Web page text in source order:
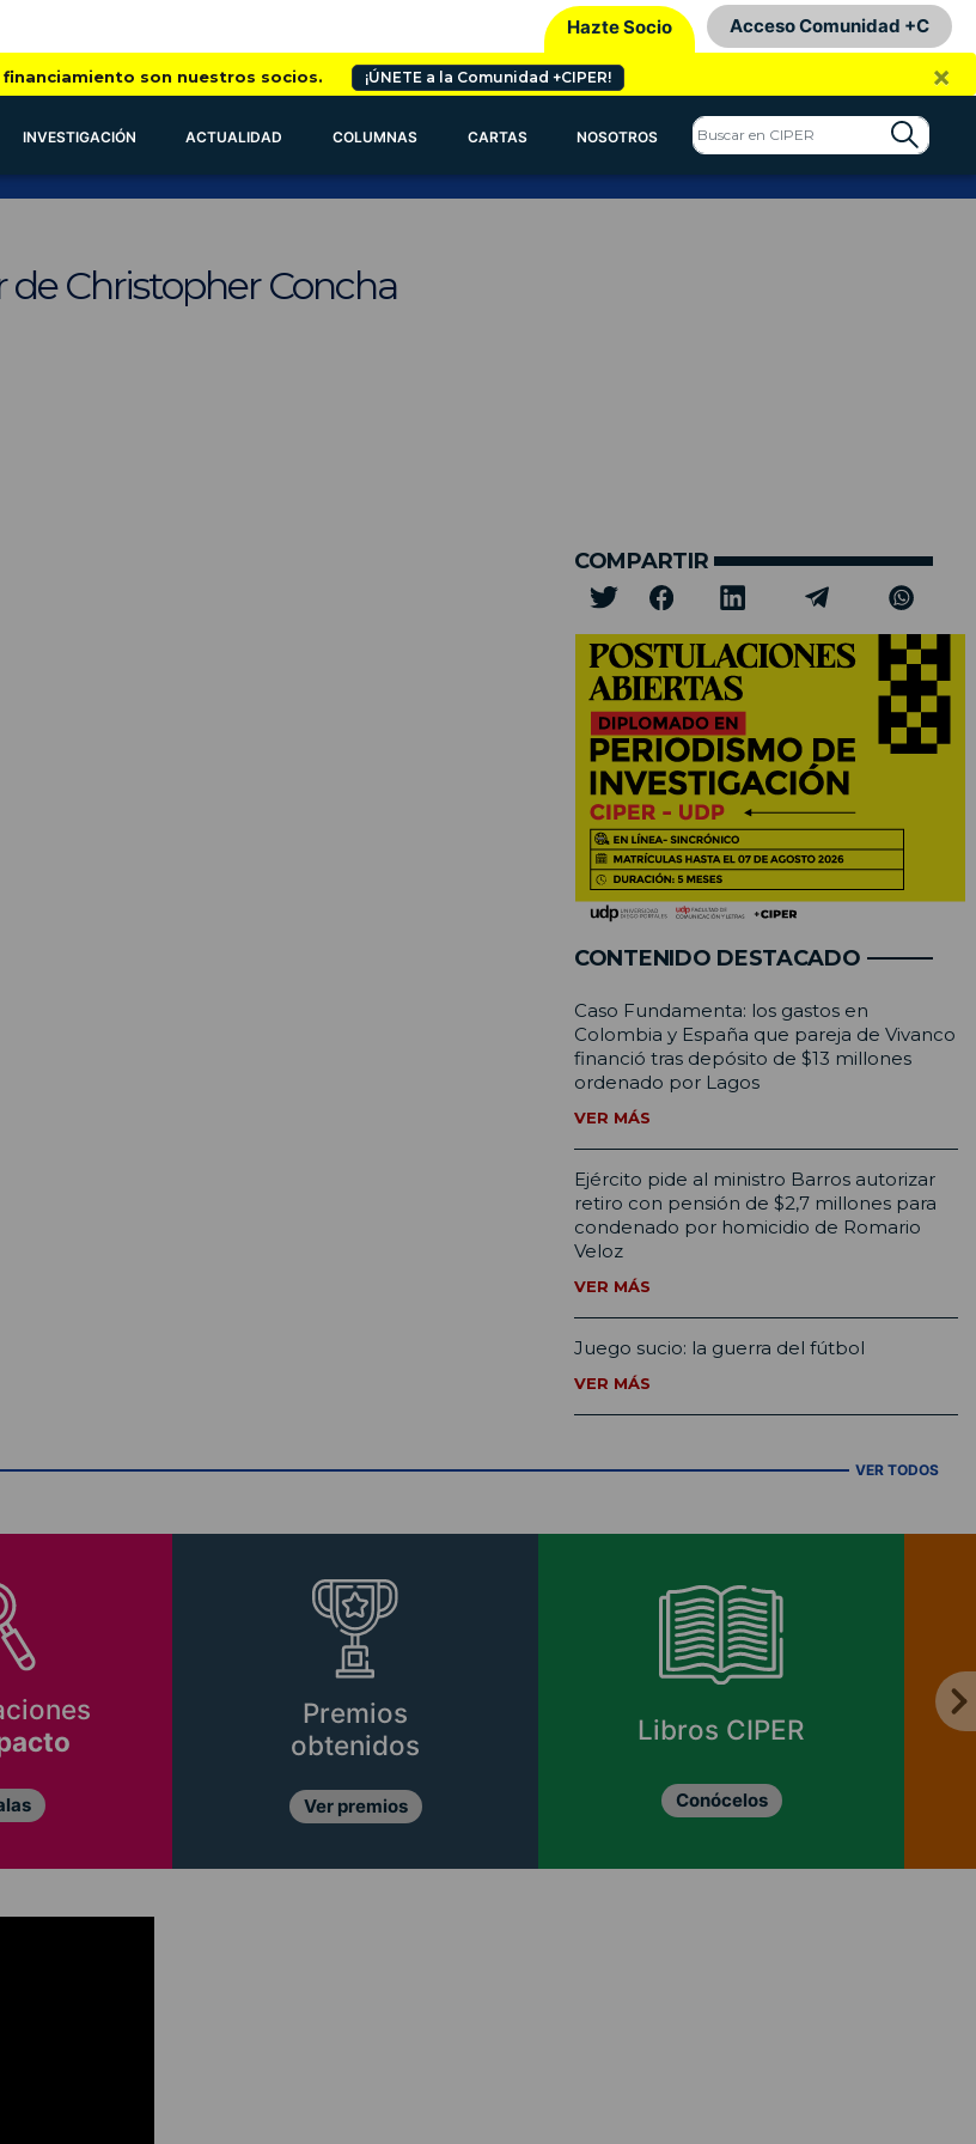
Hazte Socio Acceso Comunidad +C
son nuestros socios. ¡ÚNETE a la Comunidad +CIPER! ×
INVESTIGACIÓN ACTUALIDAD COLUMNAS CARTAS NOSOTROS
Christopher Concha
COMPARTIR
CONTENIDO DESTACADO
Caso Fundamenta: los gastos en
Colombia y España que pareja de Vivanco
financió tras depósito de $13 millones
ordenado por Lagos
VER MÁS
Ejército pide al ministro Barros autorizar
retiro con pensión de $2,7 millones para
condenado por homicidio de Romario
Veloz
VER MÁS
Juego sucio: la guerra del fútbol
VER MÁS
VER TODOS
Premios
obtenidos
Ver premios
Libros CIPER
Conócelos